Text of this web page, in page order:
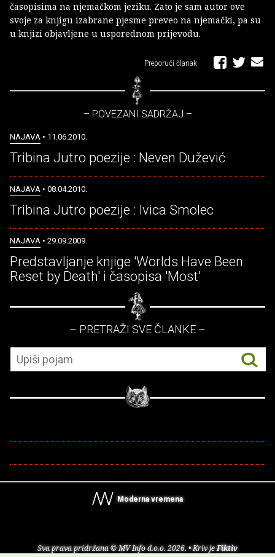
časopisima na njemačkom jeziku. Zato je sam autor ove
svoje za knjigu izabrane pjesme preveo na njemački, pa su
u knjizi objavljene u usporednom prijevodu.
Preporuči članak
– POVEZANI SADRŽAJ –
NAJAVA • 11.06.2010.
Tribina Jutro poezije : Neven Dužević
NAJAVA • 08.04.2010.
Tribina Jutro poezije : Ivica Smolec
NAJAVA • 29.09.2009.
Predstavljanje knjige 'Worlds Have Been
Reset by Death' i časopisa 'Most'
– PRETRAŽI SVE ČLANKE –
Moderna vremena
Sva prava pridržana © MV Info d.o.o. 2026. • Kriv jeFiktiv